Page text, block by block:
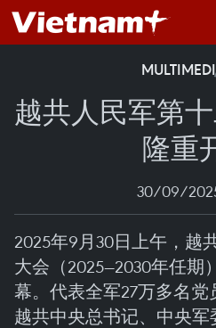
越共人民军第
隆重
30/09/
2025年9月30日上午，越
大会（2025—2030年任期
幕。代表全军27万多名党
越共中央总书记、中央